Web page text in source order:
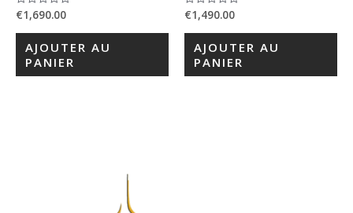
Note
0
sur
€1,690.00
AJOUTER AU
PANIER
Note
0
sur
€1,490.00
AJOUTER AU
PANIER